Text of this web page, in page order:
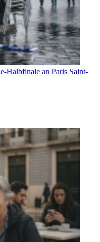
Halbfinale an Paris Saint-